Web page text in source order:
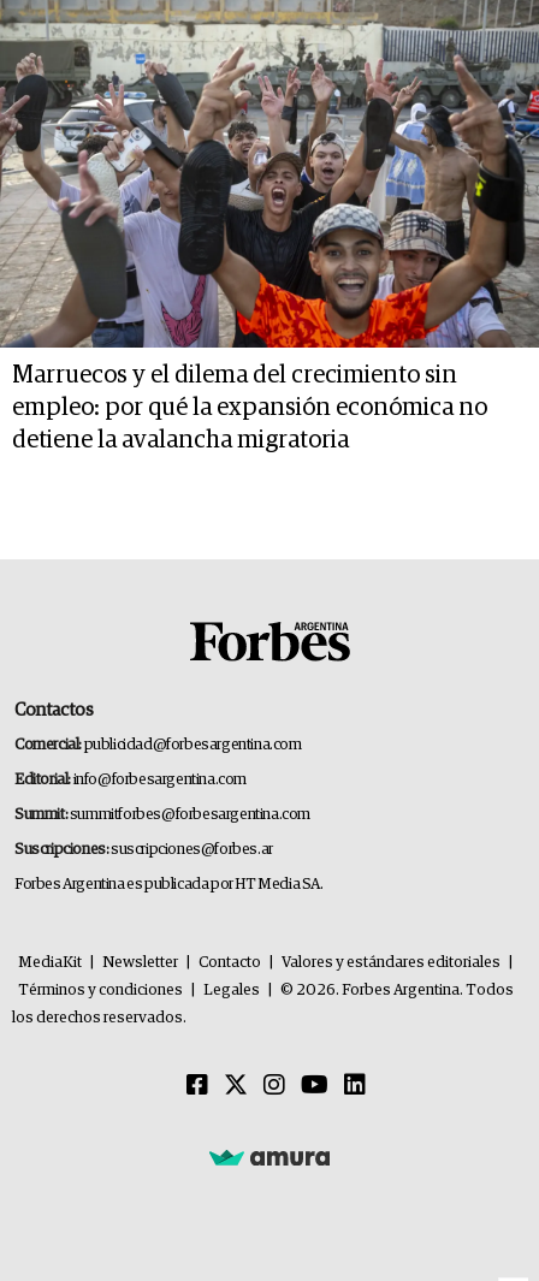
Marruecos y el dilema del crecimiento sin
empleo: por qué la expansión económica no
detiene la avalancha migratoria
Contactos
Comercial:publicidad@forbesargentina.com
Editorial:info@forbesargentina.com
Summit:summitforbes@forbesargentina.com
Suscripciones:suscripciones@forbes.ar
Forbes Argentina es publicada por HT Media SA.
MediaKit Newsletter Contacto Valores y estándares editoriales
Términos y condiciones
Legales
© 2026. Forbes Argentina. Todos
los derechos reservados.